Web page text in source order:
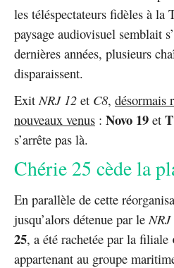
les téléspectateurs fidèles à
paysage audiovisuel semblait
dernières années, plusieurs
disparaissent.
Exit NRJ 12 et C8, désormais
nouveaux venus : Novo 19 et
s’arrête pas là.
Chérie 25 cède la
En parallèle de cette
jusqu’alors détenue par le
25, a été rachetée par la filiale
appartenant au groupe